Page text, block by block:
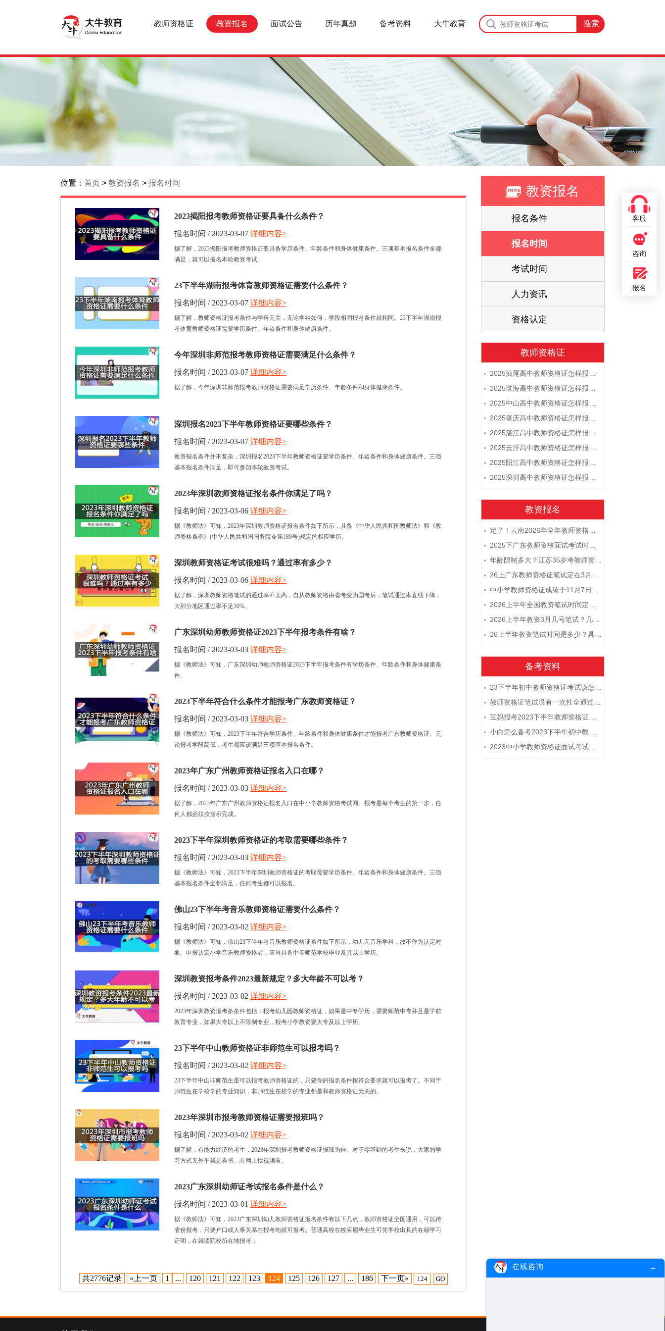
教师资格证 教资报名 面试公告 历年真题 备考资料 大牛教育
位置： 首页 > 教资报名 > 报名时间
2023揭阳报考教师资格证要具备什么条件？
报名时间 / 2023-03-07
据了解，2023揭阳报考教师资格证要具备学历条件、年龄条件和身体健康条件。三项基本报名条件全都
满足，就可以报名本轮教资考试。
详细内容>
23下半年湖南报考体育教师资格证需要什么条件？
报名时间 / 2023-03-07
据了解，教师资格证报考条件与学科无关，无论学科如何，学段相同报考条件就相同。23下半年湖南报
考体育教师资格证需要学历条件、年龄条件和身体健康条件。
详细内容>
今年深圳非师范报考教师资格证需要满足什么条件？
报名时间 / 2023-03-07
据了解，今年深圳非师范报考教师资格证需要满足学历条件、年龄条件和身体健康条件。
详细内容>
深圳报名2023下半年教师资格证要哪些条件？
报名时间 / 2023-03-07
教资报名条件并不复杂，深圳报名2023下半年教师资格证要学历条件、年龄条件和身体健康条件。三项
基本报名条件满足，即可参加本轮教资考试。
详细内容>
2023年深圳教师资格证报名条件你满足了吗？
报名时间 / 2023-03-06
据《教师法》可知，2023年深圳教师资格证报名条件如下所示，具备《中华人民共和国教师法》和《教
师资格条例》(中华人民共和国国务院令第188号)规定的相应学历。
详细内容>
深圳教师资格证考试很难吗？通过率有多少？
报名时间 / 2023-03-06
据了解，深圳教师资格笔试的通过率不太高，自从教师资格由省考变为国考后，笔试通过率直线下降，
大部分地区通过率不足30%。
详细内容>
广东深圳幼师教师资格证2023下半年报考条件有啥？
报名时间 / 2023-03-03
据《教师法》可知，广东深圳幼师教师资格证2023下半年报考条件有学历条件、年龄条件和身体健康条
件。
详细内容>
2023下半年符合什么条件才能报考广东教师资格证？
报名时间 / 2023-03-03
据《教师法》可知，2023下半年符合学历条件、年龄条件和身体健康条件才能报考广东教师资格证。无
论报考学段高低，考生都应该满足三项基本报名条件。
详细内容>
2023年广东广州教师资格证报名入口在哪？
报名时间 / 2023-03-03
据了解，2023年广东广州教师资格证报名入口在中小学教师资格考试网。报考是每个考生的第一步，任
何人都必须按指示完成。
详细内容>
2023下半年深圳教师资格证的考取需要哪些条件？
报名时间 / 2023-03-03
据《教师法》可知，2023下半年深圳教师资格证的考取需要学历条件、年龄条件和身体健康条件。三项
基本报名条件全都满足，任何考生都可以报名。
详细内容>
佛山23下半年考音乐教师资格证需要什么条件？
报名时间 / 2023-03-02
据《教师法》可知，佛山23下半年考音乐教师资格证条件如下所示，幼儿无音乐学科，故不作为认定对
象。申报认定小学音乐教师资格者，应当具备中等师范学校毕业及其以上学历。
详细内容>
深圳教资报考条件2023最新规定？多大年龄不可以考？
报名时间 / 2023-03-02
2023年深圳教资报考条条件包括：报考幼儿园教师资格证，如果是中专学历，需要师范中专并且是学前
教育专业，如果大专以上不限制专业，报考小学教资要大专及以上学历。
详细内容>
23下半年中山教师资格证非师范生可以报考吗？
报名时间 / 2023-03-02
23下半年中山非师范生是可以报考教师资格证的，只要你的报名条件按符合要求就可以报考了。不同于
师范生在学校学的专业知识，非师范生在校学的专业都是和教师资格证无关的。
详细内容>
2023年深圳市报考教师资格证需要报班吗？
报名时间 / 2023-03-02
据了解，有能力经济的考生，2023年深圳报考教师资格证报班为佳。对于零基础的考生来说，大家的学
习方式无外乎就是看书、在网上找视频看。
详细内容>
2023广东深圳幼师证考试报名条件是什么？
报名时间 / 2023-03-01
据《教师法》可知，2023广东深圳幼儿教师资格证报名条件有以下几点，教师资格证全国通用，可以跨
省份报考，只要户口或人事关系在报考地就可报考。普通高校在校应届毕业生可凭学校出具的在籍学习
证明，在就读院校所在地报考；
详细内容>
共2776记录 «上一页 1 ... 120 121 122 123 124 125 126 127 ... 186 下一页» GO
教资报名
报名条件
报名时间
报名时间
考试时间
人力资讯
资格认定
资格认定
教师资格证
• 2025汕尾高中教师资格证怎样报名 附流程
• 2025珠海高中教师资格证怎样报名 附流程
• 2025中山高中教师资格证怎样报名 附流程
• 2025肇庆高中教师资格证怎样报名 附流程
• 2025湛江高中教师资格证怎样报名 附流程
• 2025云浮高中教师资格证怎样报名 附流程
• 2025阳江高中教师资格证怎样报名 附流程
• 2025深圳高中教师资格证怎样报名 附流程
教资报名
• 定了！云南2026年全年教师资格证考试日程大公开！
• 2025下广东教师资格面试考试时间及科目内容（怎么考）
• 年龄限制多大？江苏35岁考教师资格证晚吗？
• 26上广东教师资格证笔试定在3月7日！附考试指南
• 中小学教师资格证成绩于11月7日10点查！
• 2026上半年全国教资笔试时间定档！
• 2026上半年教资3月几号笔试？几点开考
• 26上半年教资笔试时间是多少？具体安排表一览
备考资料
• 23下半年初中教师资格证考试该怎么复习？
• 教师资格证笔试没有一次性全通过下次需要重新报考吗？
• 宝妈报考2023下半年教师资格证需要报班备考吗？
• 小白怎么备考2023下半年初中教师资格证笔试？
• 2023中小学教师资格证面试考试注意事项
客服
咨询
报名
在线咨询